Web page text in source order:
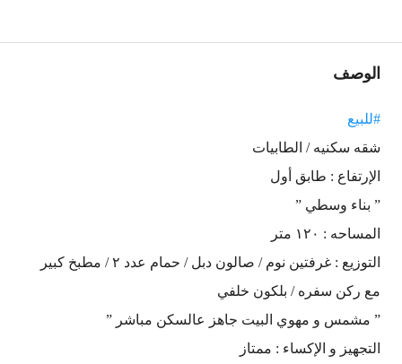
الوصف
#للبيع
شقه سكنيه / الطابيات
الإرتفاع : طابق أول
” بناء وسطي ”
المساحه : ١٢٠ متر
التوزيع : غرفتين نوم / صالون دبل / حمام عدد ٢ / مطبخ كبير
مع ركن سفره / بلكون خلفي
” مشمس و مهوي البيت جاهز عالسكن مباشر ”
التجهيز و الإكساء : ممتاز